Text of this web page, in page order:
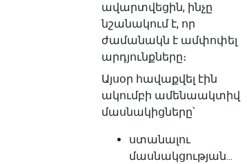
ավարտվեցին, ինչը
նշանակում է, որ
ժամանակն է ամփոփել
արդյունքները։
Այսօր հավաքվել էին
ակումբի ամենաակտիվ
մասնակիցները՝
ստանալու
մասնակցության...